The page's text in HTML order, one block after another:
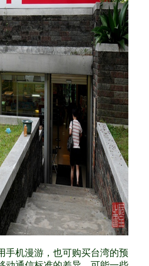
手机漫游，也可购买台湾的预